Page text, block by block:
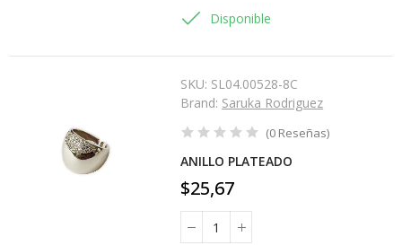
Disponible
SKU: SL04.00528-8C
Brand: Saruka Rodriguez
(0 Reseñas)
ANILLO PLATEADO
$25,67